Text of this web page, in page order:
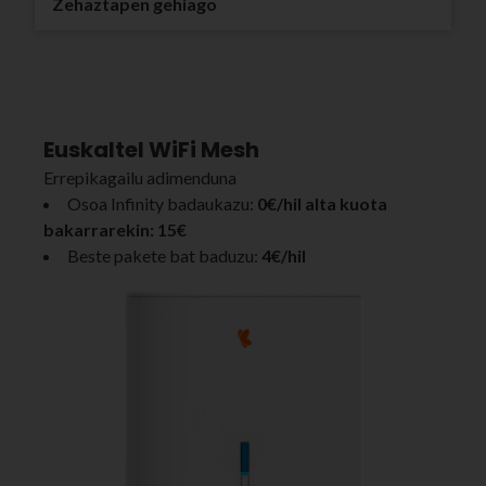
Euskaltel WiFi Mesh
Errepikagailu adimenduna
Osoa Infinity badaukazu: 0€/hil alta kuota
bakarrarekin: 15€
Beste pakete bat baduzu: 4€/hil